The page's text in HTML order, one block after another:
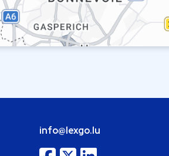
info@lexgo.lu